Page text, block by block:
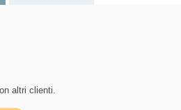
altri clienti.